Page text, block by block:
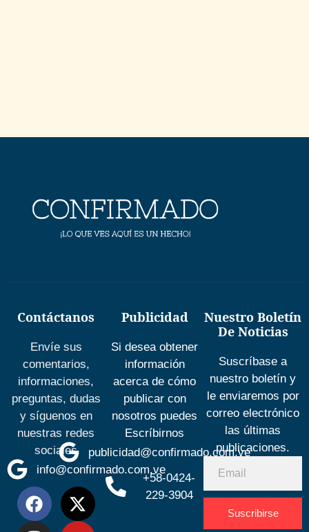
Contáctanos
Envíe sus
comentarios,
informaciones,
preguntas, dudas
y síguenos en
nuestras redes
sociales
info@confirmado.com.ve
Publicidad
Si desea obtener
información
acerca de cómo
publicar con
nosotros puedes
Escríbirnos
publicidad@confirmado.com.ve
+58-0424-
229-3904
Nuestro Boletín
De Noticias
Suscríbase a
nuestro boletín y
le enviaremos por
correo electrónico
las últimas
publicaciones.
Suscribirse